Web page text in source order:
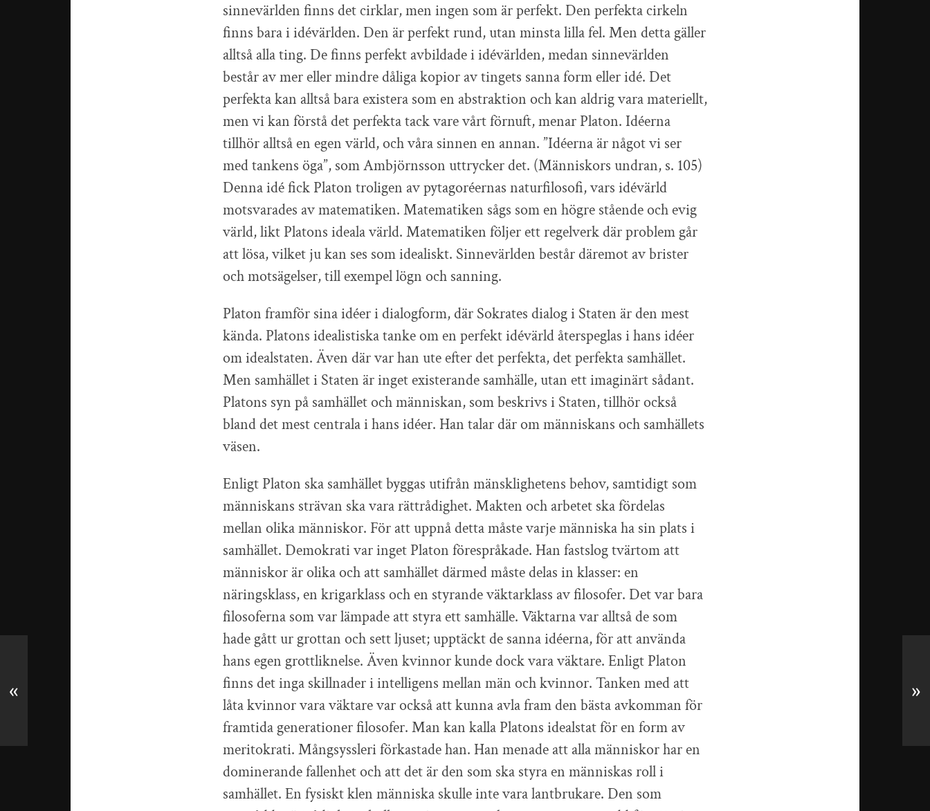
sinnevärlden finns det cirklar, men ingen som är perfekt. Den perfekta cirkeln
finns bara i idévärlden. Den är perfekt rund, utan minsta lilla fel. Men detta gäller
alltså alla ting. De finns perfekt avbildade i idévärlden, medan sinnevärlden
består av mer eller mindre dåliga kopior av tingets sanna form eller idé. Det
perfekta kan alltså bara existera som en abstraktion och kan aldrig vara materiellt,
men vi kan förstå det perfekta tack vare vårt förnuft, menar Platon. Idéerna
tillhör alltså en egen värld, och våra sinnen en annan. ”Idéerna är något vi ser
med tankens öga”, som Ambjörnsson uttrycker det. (Människors undran, s. 105)
Denna idé fick Platon troligen av pytagoréernas naturfilosofi, vars idévärld
motsvarades av matematiken. Matematiken sågs som en högre stående och evig
värld, likt Platons ideala värld. Matematiken följer ett regelverk där problem går
att lösa, vilket ju kan ses som idealiskt. Sinnevärlden består däremot av brister
och motsägelser, till exempel lögn och sanning.
Platon framför sina idéer i dialogform, där Sokrates dialog i Staten är den mest
kända. Platons idealistiska tanke om en perfekt idévärld återspeglas i hans idéer
om idealstaten. Även där var han ute efter det perfekta, det perfekta samhället.
Men samhället i Staten är inget existerande samhälle, utan ett imaginärt sådant.
Platons syn på samhället och människan, som beskrivs i Staten, tillhör också
bland det mest centrala i hans idéer. Han talar där om människans och samhällets
väsen.
Enligt Platon ska samhället byggas utifrån mänsklighetens behov, samtidigt som
människans strävan ska vara rättrådighet. Makten och arbetet ska fördelas
mellan olika människor. För att uppnå detta måste varje människa ha sin plats i
samhället. Demokrati var inget Platon förespråkade. Han fastslog tvärtom att
människor är olika och att samhället därmed måste delas in klasser: en
näringsklass, en krigarklass och en styrande väktarklass av filosofer. Det var bara
filosoferna som var lämpade att styra ett samhälle. Väktarna var alltså de som
hade gått ur grottan och sett ljuset; upptäckt de sanna idéerna, för att använda
hans egen grottliknelse. Även kvinnor kunde dock vara väktare. Enligt Platon
finns det inga skillnader i intelligens mellan män och kvinnor. Tanken med att
låta kvinnor vara väktare var också att kunna avla fram den bästa avkomman för
framtida generationer filosofer. Man kan kalla Platons idealstat för en form av
meritokrati. Mångsyssleri förkastade han. Han menade att alla människor har en
dominerande fallenhet och att det är den som ska styra en människas roll i
samhället. En fysiskt klen människa skulle inte vara lantbrukare. Den som
« »